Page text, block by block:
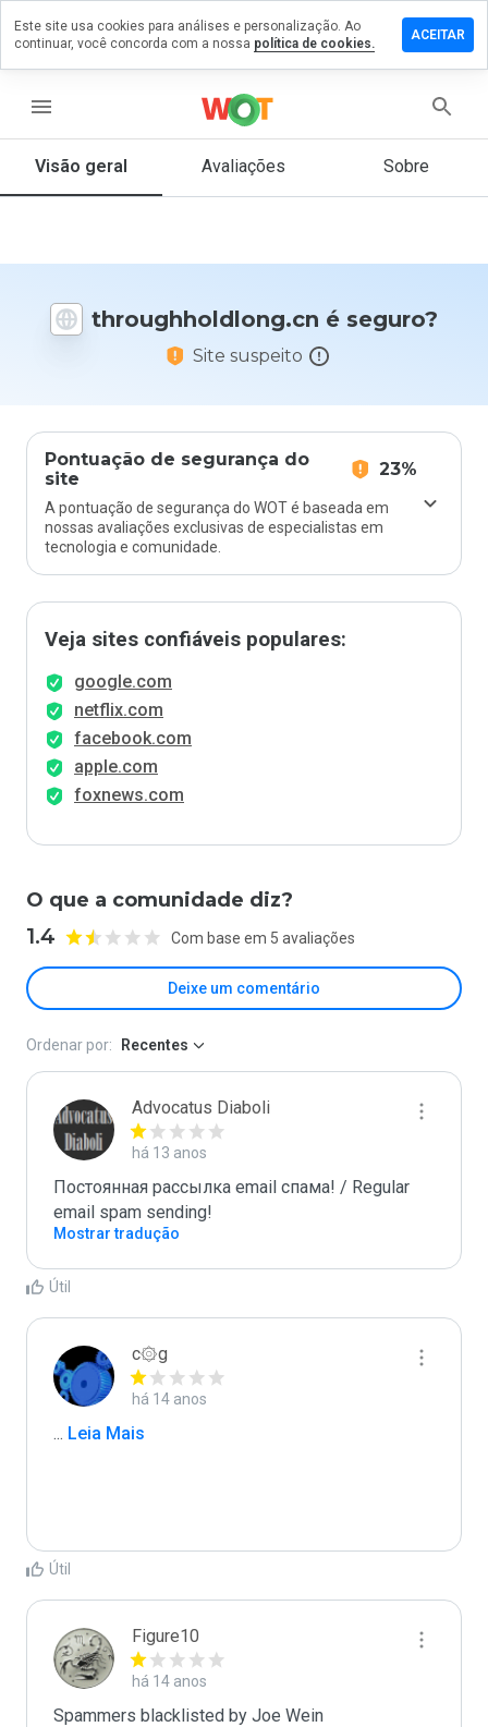
menu
Visão geral Avaliações Sobre
throughholdlong.cn é seguro?
Site suspeito
Pontuação de segurança do
site
23%
A pontuação de segurança do WOT é baseada em
nossas avaliações exclusivas de especialistas em
tecnologia e comunidade.
Veja sites confiáveis populares:
google.com
netflix.com
facebook.com
apple.com
foxnews.com
O que a comunidade diz?
1.4 Com base em 5 avaliações
Deixe um comentário
em
De 1
nota
daria
este
Ordenar por: Recentes
Advocatus Diaboli
há 13 anos
Постоянная рассылка email спама! / Regular
email spam sending!
Mostrar tradução
Útil
c۞g
há 14 anos
... Leia Mais
Útil
Figure10
há 14 anos
Spammers blacklisted by Joe Wein
Este site usa cookies para análises e personalização. Ao
continuar, você concorda com a nossa política de cookies.
ACEITAR